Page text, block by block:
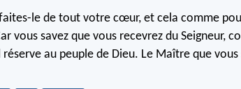
le de tout votre cœur, et cela comme
vous savez que vous recevrez du Seigneur,
réserve au peuple de Dieu. Le Maître que vous